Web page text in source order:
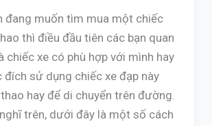
đang muốn tìm mua một chiếc
thì điều đầu tiên các bạn quan
chiếc xe có phù hợp với mình hay
đích sử dụng chiếc xe đạp này
hay để di chuyển trên đường.
trên, dưới đây là một số cách